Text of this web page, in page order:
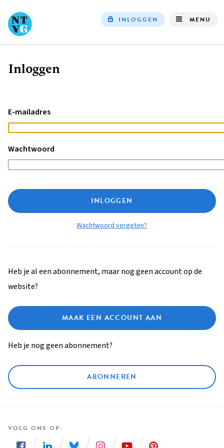
INLOGGEN MENU
Kruimelpad
Inloggen
E-mailadres
Wachtwoord
INLOGGEN
Wachtwoord vergeten?
Heb je al een abonnement, maar nog geen account op de
website?
MAAK EEN ACCOUNT AAN
Heb je nog geen abonnement?
ABONNEREN
VOLG ONS OP